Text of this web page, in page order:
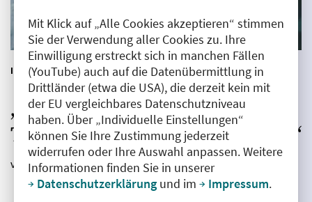
Mit Klick auf „Alle Cookies akzeptieren“ stimmen
Sie der Verwendung aller Cookies zu. Ihre
Einwilligung erstreckt sich in manchen Fällen
(YouTube) auch auf die Datenübermittlung in
Drittländer (etwa die USA), die derzeit kein mit
der EU vergleichbares Datenschutzniveau
haben. Über „Individuelle Einstellungen“
können Sie Ihre Zustimmung jederzeit
widerrufen oder Ihre Auswahl anpassen. Weitere
Informationen finden Sie in unserer
Datenschutzerklärung und im Impressum.
IM FOKUS|INTERVIEW
„Wir brauchen mehr
Transparenz über Lieferketten“
von Angela Misslbeck|27.03.2023